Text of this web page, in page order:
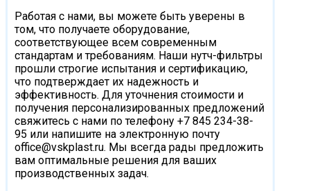
Работая с нами, вы можете быть уверены в
том, что получаете оборудование,
соответствующее всем современным
стандартам и требованиям. Наши нутч-фильтры
прошли строгие испытания и сертификацию,
что подтверждает их надежность и
эффективность. Для уточнения стоимости и
получения персонализированных предложений
свяжитесь с нами по телефону +7 845 234-38-
95 или напишите на электронную почту
office@vskplast.ru. Мы всегда рады предложить
вам оптимальные решения для ваших
производственных задач.